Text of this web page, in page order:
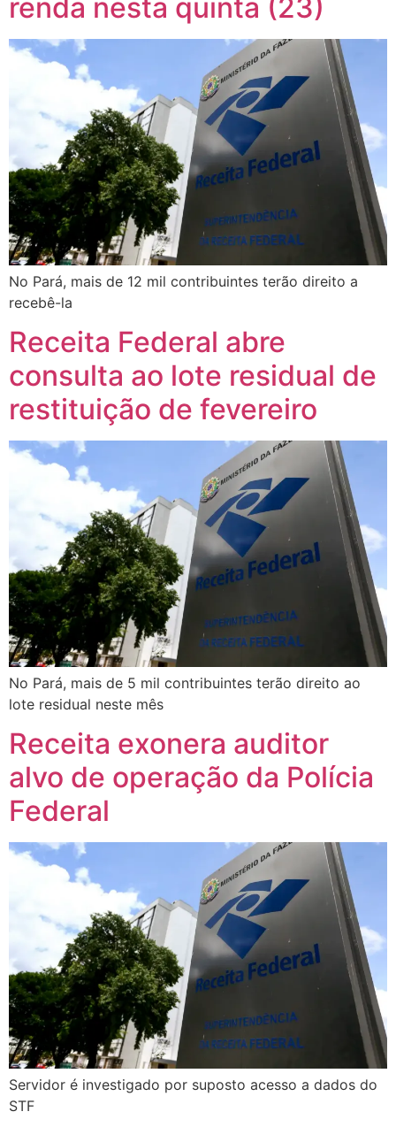
renda nesta quinta (23)
No Pará, mais de 12 mil contribuintes terão direito a
recebê-la
Receita Federal abre
consulta ao lote residual de
restituição de fevereiro
No Pará, mais de 5 mil contribuintes terão direito ao
lote residual neste mês
Receita exonera auditor
alvo de operação da Polícia
Federal
Servidor é investigado por suposto acesso a dados do
STF